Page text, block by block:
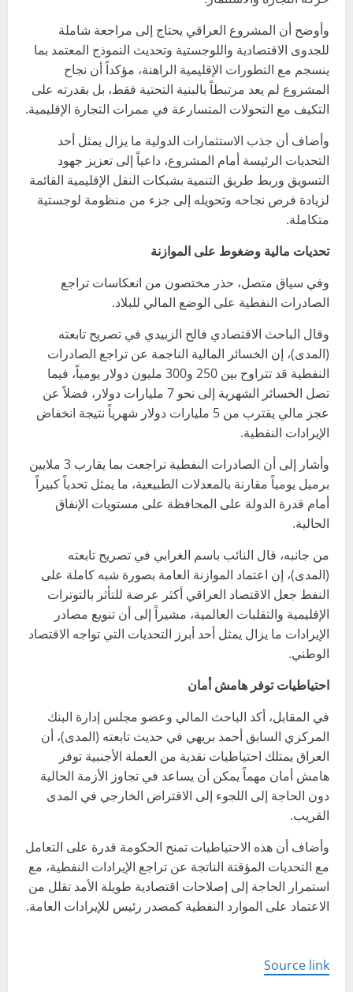
وأوضح أن المشروع العراقي يحتاج إلى مراجعة شاملة
للجدوى الاقتصادية واللوجستية وتحديث النموذج المعتمد بما
ينسجم مع التطورات الإقليمية الراهنة، مؤكداً أن نجاح
المشروع لم يعد مرتبطاً بالبنية التحتية فقط، بل بقدرته على
التكيف مع التحولات المتسارعة في ممرات التجارة الإقليمية.
وأضاف أن جذب الاستثمارات الدولية ما يزال يمثل أحد
التحديات الرئيسة أمام المشروع، داعياً إلى تعزيز جهود
التسويق وربط طريق التنمية بشبكات النقل الإقليمية القائمة
لزيادة فرص نجاحه وتحويله إلى جزء من منظومة لوجستية
متكاملة.
تحديات مالية وضغوط على الموازنة
وفي سياق متصل، حذر مختصون من انعكاسات تراجع
الصادرات النفطية على الوضع المالي للبلاد.
وقال الباحث الاقتصادي فالح الزبيدي في تصريح تابعته
(المدى)، إن الخسائر المالية الناجمة عن تراجع الصادرات
النفطية قد تتراوح بين 250 و300 مليون دولار يومياً، فيما
تصل الخسائر الشهرية إلى نحو 7 مليارات دولار، فضلاً عن
عجز مالي يقترب من 5 مليارات دولار شهرياً نتيجة انخفاض
الإيرادات النفطية.
وأشار إلى أن الصادرات النفطية تراجعت بما يقارب 3 ملايين
برميل يومياً مقارنة بالمعدلات الطبيعية، ما يمثل تحدياً كبيراً
أمام قدرة الدولة على المحافظة على مستويات الإنفاق
الحالية.
من جانبه، قال النائب باسم الغرابي في تصريح تابعته
(المدى)، إن اعتماد الموازنة العامة بصورة شبه كاملة على
النفط جعل الاقتصاد العراقي أكثر عرضة للتأثر بالتوترات
الإقليمية والتقلبات العالمية، مشيراً إلى أن تنويع مصادر
الإيرادات ما يزال يمثل أحد أبرز التحديات التي تواجه الاقتصاد
الوطني.
احتياطيات توفر هامش أمان
في المقابل، أكد الباحث المالي وعضو مجلس إدارة البنك
المركزي السابق أحمد بريهي في حديث تابعته (المدى)، أن
العراق يمتلك احتياطيات نقدية من العملة الأجنبية توفر
هامش أمان مهماً يمكن أن يساعد في تجاوز الأزمة الحالية
دون الحاجة إلى اللجوء إلى الاقتراض الخارجي في المدى
القريب.
وأضاف أن هذه الاحتياطيات تمنح الحكومة قدرة على التعامل
مع التحديات المؤقتة الناتجة عن تراجع الإيرادات النفطية، مع
استمرار الحاجة إلى إصلاحات اقتصادية طويلة الأمد تقلل من
الاعتماد على الموارد النفطية كمصدر رئيس للإيرادات العامة.
Source link